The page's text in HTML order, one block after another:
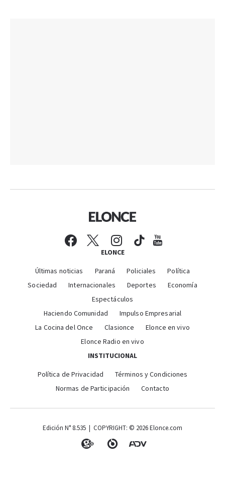
ELONCE
Últimas noticias Paraná Policiales
Política
Sociedad
Internacionales Deportes
Economía
Espectáculos
Haciendo Comunidad
Impulso Empresarial
La Cocina del Once
Clasionce
Elonce en vivo
Elonce Radio en vivo
INSTITUCIONAL
Política de Privacidad
Términos y Condiciones
Normas de Participación
Contacto
Edición N° 8.535 | COPYRIGHT: © 2026 Elonce.com